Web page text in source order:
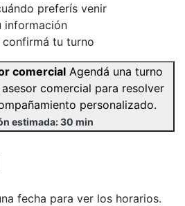
preferís venir
información
confirmá tu turno
comercial Agendá una turno
comercial para resolver
personalizado.
estimada: 30 min
fecha para ver los horarios.